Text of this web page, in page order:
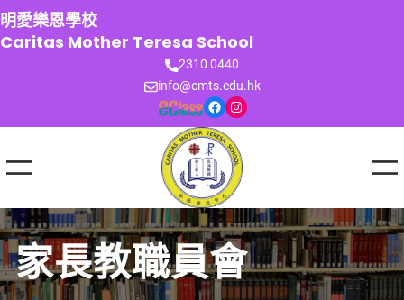
跳
至
主
明愛樂恩學校
Caritas Mother Teresa School
2310 0440
info@cmts.edu.hk
Facebook Instagram
家長教職員會